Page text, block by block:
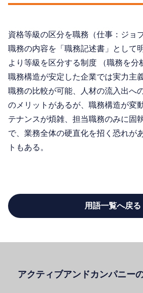
資格等級の区分を職務（仕事：ジョ
職務の内容を「職務記述書」として
より等級を区分する制度 （職務を分
職務構造が安定した企業では実力主
職務の比較が可能、人材の流入出へ
のメリットがあるが、職務構造が変
テナンスが煩雑、担当職務のみに固
で、業務全体の硬直化を招く恐れが
トもある。
用語一覧へ戻る
アクティブアンドカンパニー